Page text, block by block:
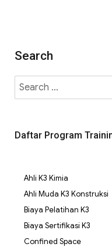
Search
Daftar Program
Ahli K3 Kimia
Ahli Muda K3 Konstruksi
Biaya Pelatihan K3
Biaya Sertifikasi K3
Confined Space